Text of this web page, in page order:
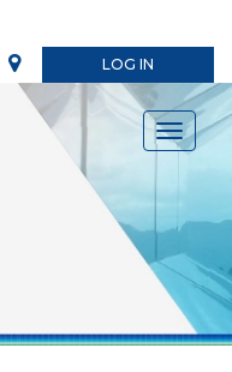
LOG IN
Toggle